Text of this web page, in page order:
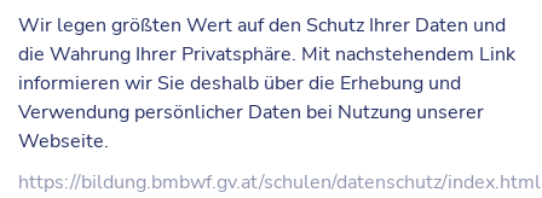
Wir legen größten Wert auf den Schutz Ihrer Daten und
die Wahrung Ihrer Privatsphäre. Mit nachstehendem Link
informieren wir Sie deshalb über die Erhebung und
Verwendung persönlicher Daten bei Nutzung unserer
Webseite.
https://bildung.bmbwf.gv.at/schulen/datenschutz/index.html